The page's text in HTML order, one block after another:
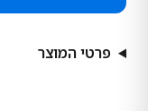
פרטי המוצר